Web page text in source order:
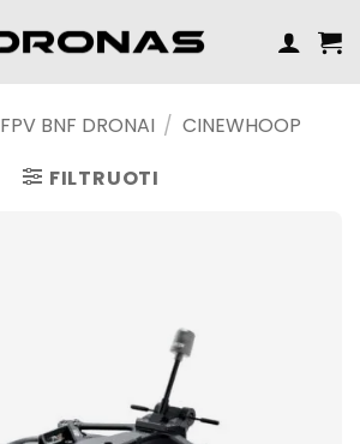
FPV BNF DRONAI / CINEWHOOP
FILTRUOTI